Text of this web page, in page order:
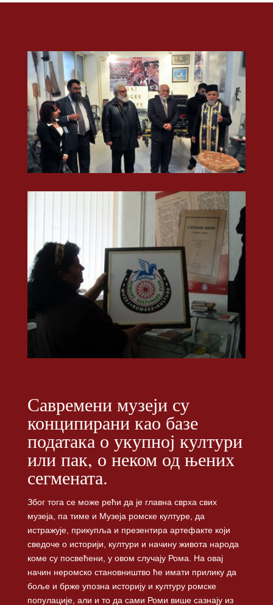
Савремени музеји су
конципирани као базе
података о укупној култури
или пак, о неком од њених
сегмената.
Због тога се може рећи да је главна сврха свих
музеја, па тиме и Музеја ромске културе, да
истражује, прикупља и презентира артефакте који
сведоче о историји, култури и начину живота народа
коме су посвећени, у овом случају Рома. На овај
начин неромско становништво ће имати прилику да
боље и брже упозна историју и културу ромске
популације, али и то да сами Роми више сазнају из